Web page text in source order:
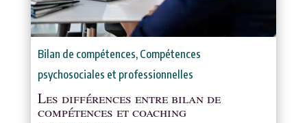
Bilan de compétences, Compétences
psychosociales et professionnelles
Les différences entre bilan de
compétences et coaching